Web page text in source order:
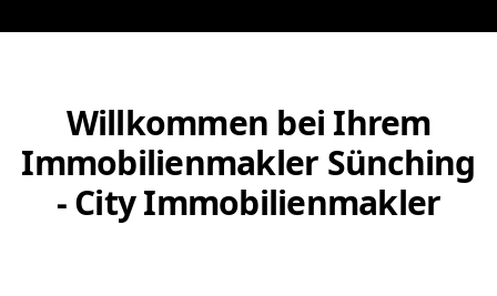
Willkommen bei Ihrem
Immobilienmakler Sünching
- City Immobilienmakler